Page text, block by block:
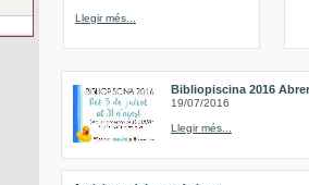
Llegir més...
Bibliopiscina 2016
19/07/2016
Llegir més...